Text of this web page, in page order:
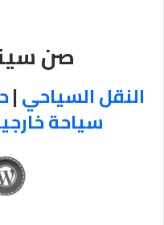
صن
النقل السياحي|
سياحة